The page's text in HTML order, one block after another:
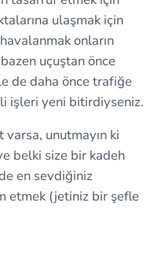
ulaşmak için
onların
uçuştan önce
de daha önce trafiğe
işleri yeni bitirdiyseniz.
unutmayın ki
belki size bir kadeh
en sevdiğiniz
etmek (jetiniz bir şefle